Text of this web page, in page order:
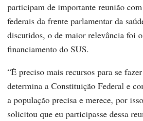
participam de importante reunião
federais da frente parlamentar da
discutidos, o de maior relevância foi
financiamento do SUS.
“É preciso mais recursos para se
determina a Constituição Federal e
a população precisa e merece, por
solicitou que eu participasse dessa